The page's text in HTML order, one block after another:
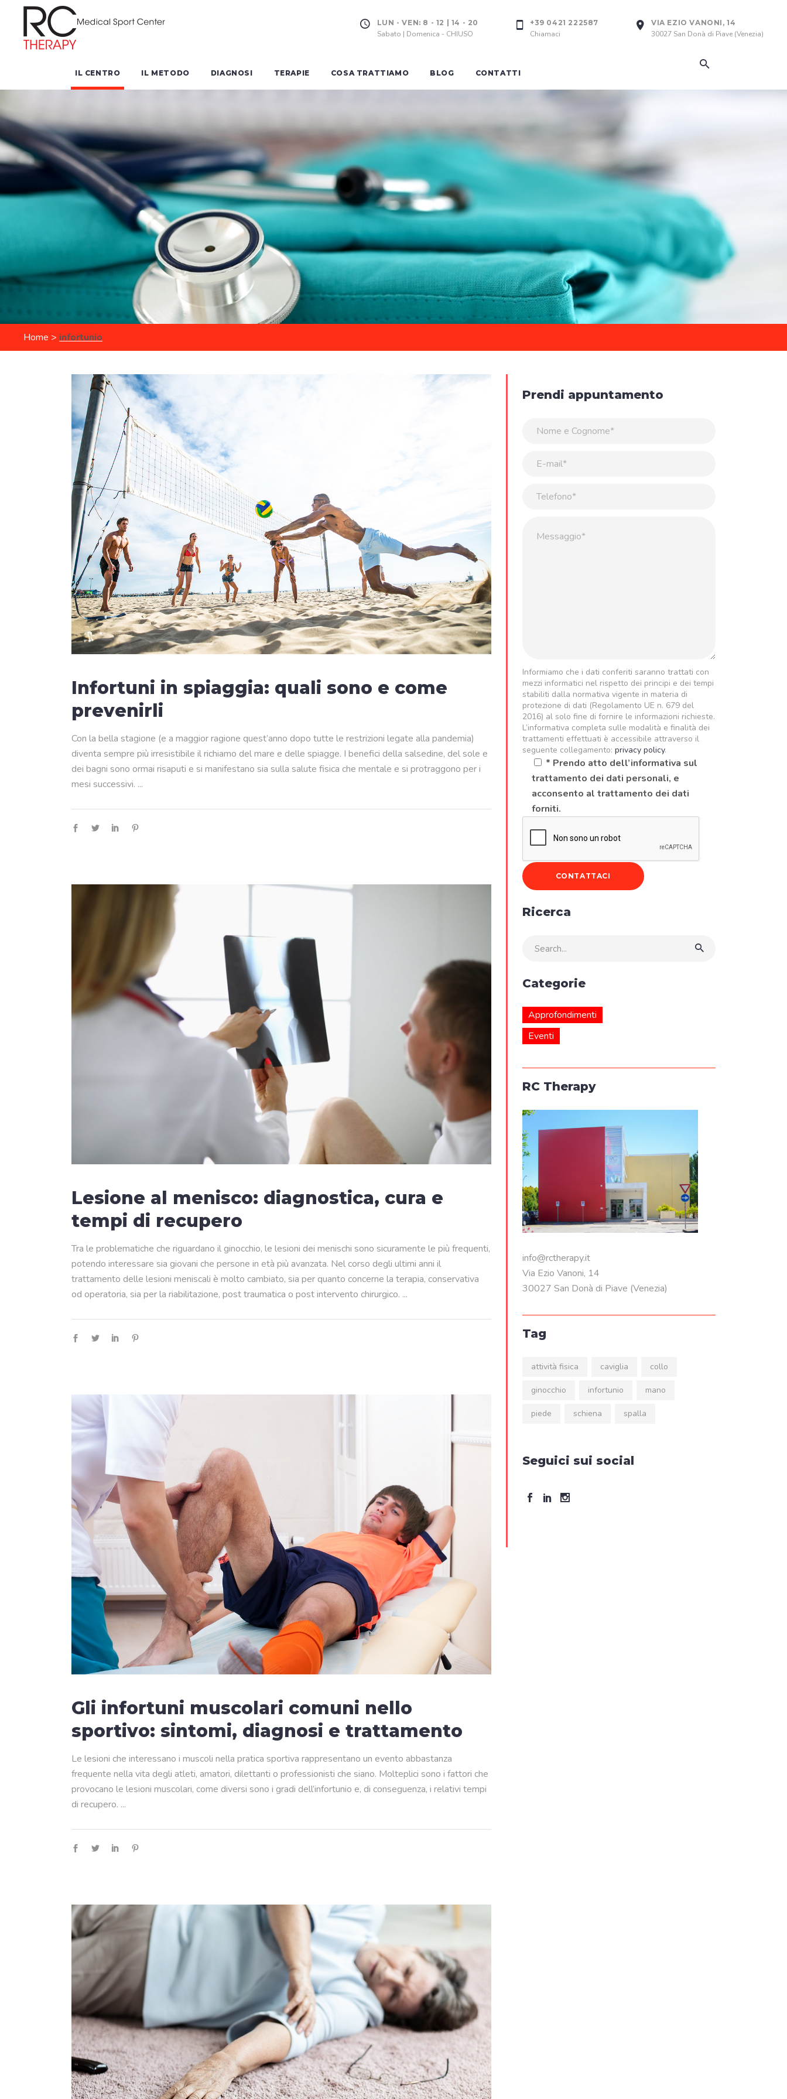
LUN - VEN: 8 - 12 | 14 - 20
Sabato | Domenica - CHIUSO
+39 0421 222587
Chiamaci
VIA EZIO VANONI, 14
30027 San Donà di Piave (Venezia)
IL CENTRO IL METODO DIAGNOSI TERAPIE COSA TRATTIAMO BLOG CONTATTI
Home > infortunio
Infortuni in spiaggia: quali sono e come
prevenirli
Con la bella stagione (e a maggior ragione quest’anno dopo tutte le restrizioni legate alla pandemia)
diventa sempre più irresistibile il richiamo del mare e delle spiagge. I benefici della salsedine, del sole e
dei bagni sono ormai risaputi e si manifestano sia sulla salute fisica che mentale e si protraggono per i
mesi successivi.
Lesione al menisco: diagnostica, cura e
tempi di recupero
Tra le problematiche che riguardano il ginocchio, le lesioni dei menischi sono sicuramente le più frequenti,
potendo interessare sia giovani che persone in età più avanzata. Nel corso degli ultimi anni il
trattamento delle lesioni meniscali è molto cambiato, sia per quanto concerne la terapia, conservativa
od operatoria, sia per la riabilitazione, post traumatica o post intervento chirurgico.
Gli infortuni muscolari comuni nello
sportivo: sintomi, diagnosi e trattamento
Le lesioni che interessano i muscoli nella pratica sportiva rappresentano un evento abbastanza
frequente nella vita degli atleti, amatori, dilettanti o professionisti che siano. Molteplici sono i fattori che
provocano le lesioni muscolari, come diversi sono i gradi dell’infortunio e, di conseguenza, i relativi tempi
di recupero.
Prendi appuntamento
Informiamo che i dati conferiti saranno trattati con
mezzi informatici nel rispetto dei principi e dei tempi
stabiliti dalla normativa vigente in materia di
protezione di dati (Regolamento UE n. 679 del
2016) al solo fine di fornire le informazioni richieste.
L’informativa completa sulle modalità e finalità dei
trattamenti effettuati è accessibile attraverso il
seguente collegamento: privacy policy.
* Prendo atto dell’informativa sul
trattamento dei dati personali, e
acconsento al trattamento dei dati
forniti.
Ricerca
Search
Categorie
Approfondimenti
Eventi
RC Therapy
info@rctherapy.it
Via Ezio Vanoni, 14
30027 San Donà di Piave (Venezia)
Tag
attività fisica caviglia collo
ginocchio infortunio mano
piede schiena spalla
Seguici sui social